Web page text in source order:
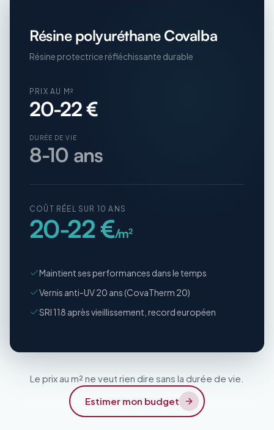
Résine polyuréthane Covalba
Résine protectrice réfléchissante durable
PRIX AU M²
20-22 €
DURÉE DE VIE
8-10 ans
COÛT RÉEL SUR 10 ANS
20-22 €/m²
Maintient ses performances dans le temps
Vernis anti-UV 20 ans (CovaTherm 20)
SRI 118 après vieillissement, record européen
Le prix au m² ne veut rien dire sans la durée de vie.
Estimer mon budget